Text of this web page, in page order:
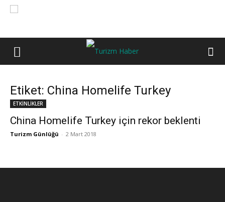
Etiket: China Homelife Turkey
ETKİNLİKLER
China Homelife Turkey için rekor beklenti
Turizm Günlüğü - 2 Mart 2018